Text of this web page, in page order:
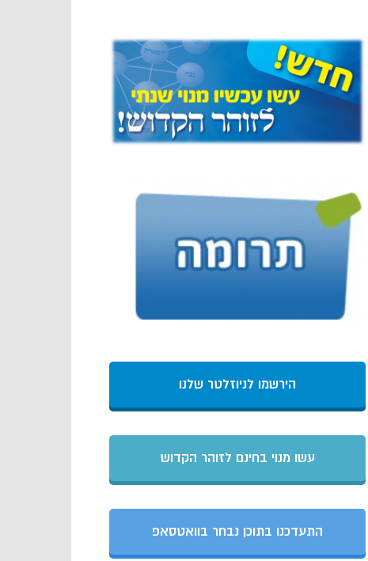
הירשמו לניוזלטר שלנו
עשו מנוי בחינם לזוהר הקדוש
התעדכנו בתוכן נבחר בוואטסאפ